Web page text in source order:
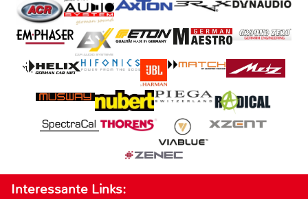
Interessante Links: